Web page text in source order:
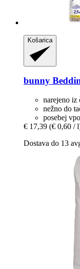
Košarica
bunny
narejeno iz
nežno do
posebej
€ 17,39 (€ 0,60 /
Dostava do 13